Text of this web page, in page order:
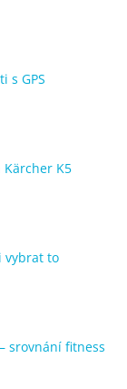
s GPS
K5
vybrat to
srovnání fitness